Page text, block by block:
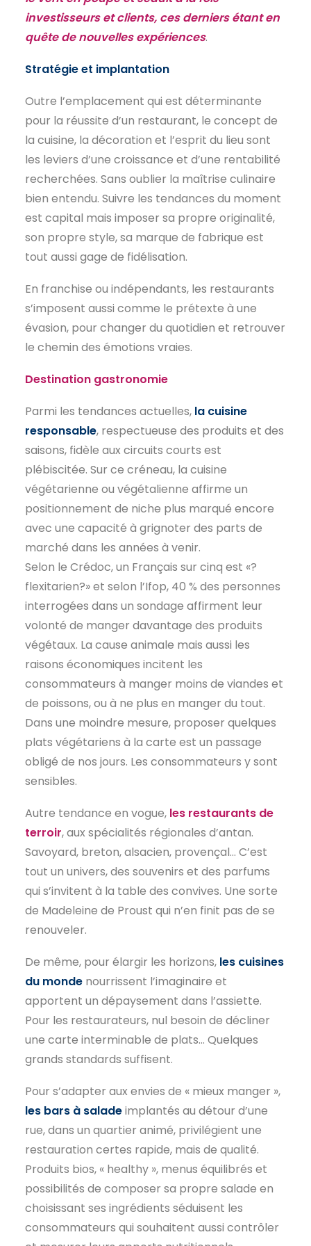
EN
investisseurs et clients, ces derniers étant en
quête de nouvelles expériences.
Stratégie et implantation
Outre l’emplacement qui est déterminante
pour la réussite d’un restaurant, le concept de
la cuisine, la décoration et l’esprit du lieu sont
les leviers d’une croissance et d’une rentabilité
recherchées. Sans oublier la maîtrise culinaire
bien entendu. Suivre les tendances du moment
est capital mais imposer sa propre originalité,
son propre style, sa marque de fabrique est
tout aussi gage de fidélisation.
En franchise ou indépendants, les restaurants
s’imposent aussi comme le prétexte à une
évasion, pour changer du quotidien et retrouver
le chemin des émotions vraies.
Destination gastronomie
Parmi les tendances actuelles, la cuisine
responsable, respectueuse des produits et des
saisons, fidèle aux circuits courts est
plébiscitée. Sur ce créneau, la cuisine
végétarienne ou végétalienne affirme un
positionnement de niche plus marqué encore
avec une capacité à grignoter des parts de
marché dans les années à venir.
Selon le Crédoc, un Français sur cinq est «?
flexitarien?» et selon l’Ifop, 40 % des personnes
interrogées dans un sondage affirment leur
volonté de manger davantage des produits
végétaux. La cause animale mais aussi les
raisons économiques incitent les
consommateurs à manger moins de viandes et
de poissons, ou à ne plus en manger du tout.
Dans une moindre mesure, proposer quelques
plats végétariens à la carte est un passage
obligé de nos jours. Les consommateurs y sont
sensibles.
Autre tendance en vogue, les restaurants de
terroir, aux spécialités régionales d’antan.
Savoyard, breton, alsacien, provençal… C’est
tout un univers, des souvenirs et des parfums
qui s’invitent à la table des convives. Une sorte
de Madeleine de Proust qui n’en finit pas de se
renouveler.
De même, pour élargir les horizons, les cuisines
du monde nourrissent l’imaginaire et
apportent un dépaysement dans l’assiette.
Pour les restaurateurs, nul besoin de décliner
une carte interminable de plats… Quelques
grands standards suffisent.
Pour s’adapter aux envies de « mieux manger »,
les bars à saladeimplantés au détour d’une
rue, dans un quartier animé, privilégient une
restauration certes rapide, mais de qualité.
Produits bios, « healthy », menus équilibrés et
possibilités de composer sa propre salade en
choisissant ses ingrédients séduisent les
consommateurs qui souhaitent aussi contrôler